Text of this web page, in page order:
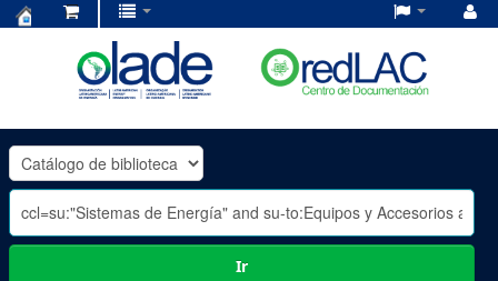
OLADE
-
Ir